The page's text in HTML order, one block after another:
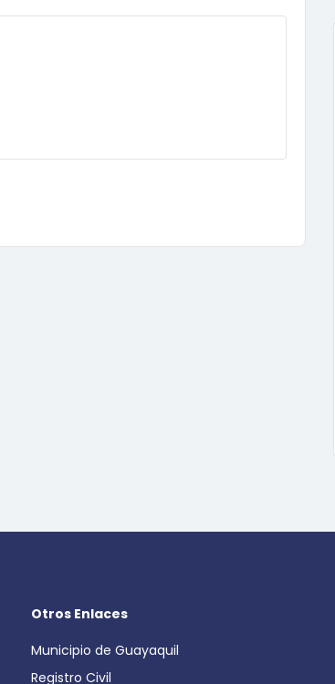
Otros Enlaces
Municipio de Guayaquil
Registro Civil